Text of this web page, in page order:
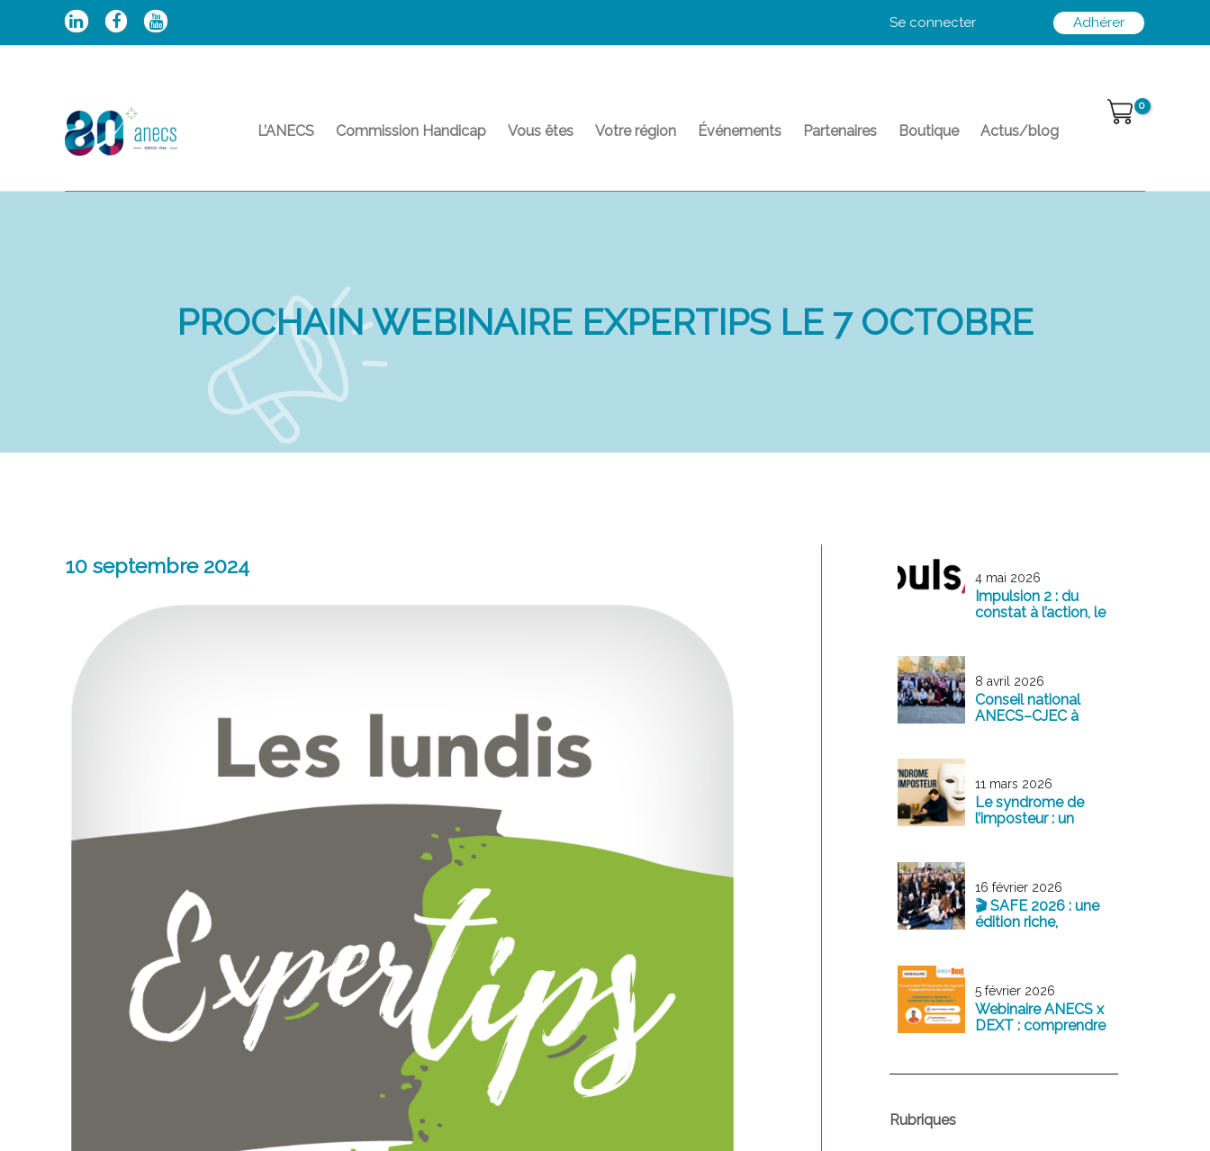
Se connecter Adhérer
L’ANECS Commission Handicap Vous êtes Votre région Événements Partenaires Boutique Actus/blog
PROCHAIN WEBINAIRE EXPERTIPS LE 7 OCTOBRE
10 septembre 2024 4 mai 2026
Impulsion 2 : du
constat à l’action, le
8 avril 2026
Conseil national
ANECS–CJEC à
service de la
profession
11 mars 2026
Le syndrome de
l’imposteur : un
16 février 2026
🎬 SAFE 2026 : une
édition riche,
5 février 2026
Webinaire ANECS x
DEXT : comprendre
comptables
Rubriques